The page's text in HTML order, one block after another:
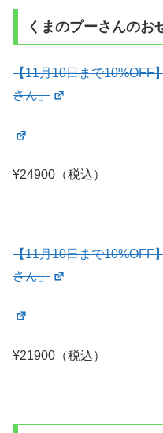
くまのプーさんのお
【11月10日まで10%OFF
さん」
¥24900（税込）
【11月10日まで10%OFF
さん」
¥21900（税込）